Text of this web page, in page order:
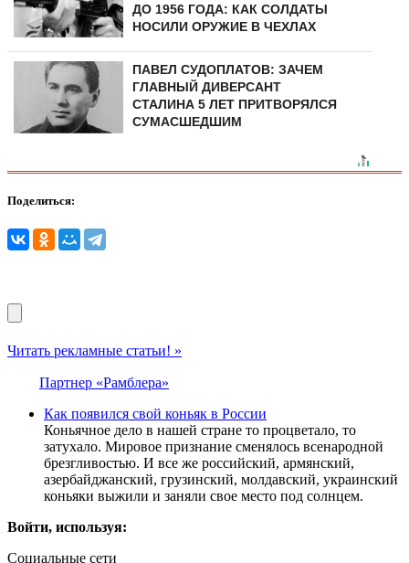
ДО 1956 ГОДА: КАК СОЛДАТЫ
НОСИЛИ ОРУЖИЕ В ЧЕХЛАХ
ПАВЕЛ СУДОПЛАТОВ: ЗАЧЕМ
ГЛАВНЫЙ ДИВЕРСАНТ
СТАЛИНА 5 ЛЕТ ПРИТВОРЯЛСЯ
СУМАСШЕДШИМ
Поделиться:
Читать рекламные статьи! »
Партнер «Рамблера»
Как появился свой коньяк в России
Коньячное дело в нашей стране то процветало, то
затухало. Мировое признание сменялось всенародной
брезгливостью. И все же российский, армянский,
азербайджанский, грузинский, молдавский, украинский
коньяки выжили и заняли свое место под солнцем.
Войти, используя:
Социальные сети